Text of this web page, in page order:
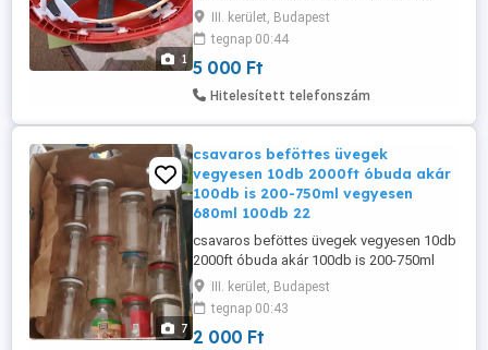
1
óbudán lakcimemen posta kizárolag előre
fizetés után pl mpl csomagautomatába
vagy foxpostba + 3000ft 36 50 104 8272
36 20 949 1288 Klasszikus "Hard Boiled"
stílusú ipari védősisak. Jellemzően hőre
III. kerület, Budapest
tegnap 00:44
5 000 Ft
Hitelesített telefonszám
7
csavaros beföttes üvegek
vegyesen 10db 2000ft óbuda akár
100db is 200-750ml vegyesen
680ml 100db 22
csavaros beföttes üvegek vegyesen 10db
2000ft óbuda akár 100db is 200-750ml
vegyesen 680ml 100db 22000ft csakis
személyesen amibe elviszed majd hozzál
vagy banános karton darabra 500ft 36 50
104 8272
III. kerület, Budapest
tegnap 00:43
2 000 Ft